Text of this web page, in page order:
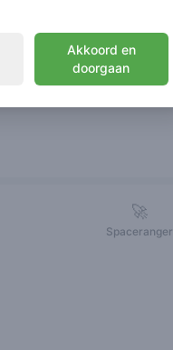
🚀
Spaceranger
Akkoord en
doorgaan